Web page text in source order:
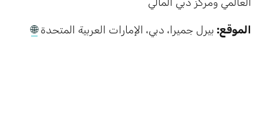
الموقع: بيرل جميرا، دبي، الإمارات العربية المتحدة🌐